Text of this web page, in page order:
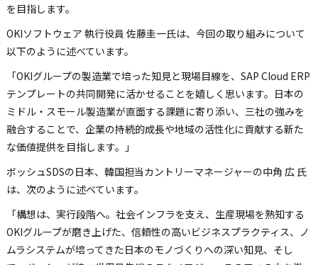
を目指します。
OKIソフトウェア 執行役員 佐藤圭一氏は、今回の取り組みについて
以下のように述べています。
「OKIグループの製造業で培った知見と現場目線を、SAP Cloud ERP
テンプレートの共同開発に活かせることを嬉しく思います。日本の
ミドル・スモール製造業が直面する課題に寄り添い、三社の強みを
融合することで、企業の持続的成長や地域の活性化に貢献する新た
な価値提供を目指します。」
ボッシュSDSの日本、韓国担当カントリーマネージャーの中角 広 氏
は、次のように述べています。
「構想は、実行段階へ。社会インフラを支え、生産現場を熟知する
OKIグループが磨き上げた、信頼性の高いビジネスプラクティス、ノ
ムラシステムが培ってきた日本のモノづくりへの深い知見、そし